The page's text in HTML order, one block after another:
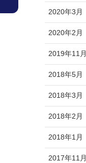
2020年3月
2020年2月
2019年11月
2018年5月
2018年3月
2018年2月
2018年1月
2017年11月